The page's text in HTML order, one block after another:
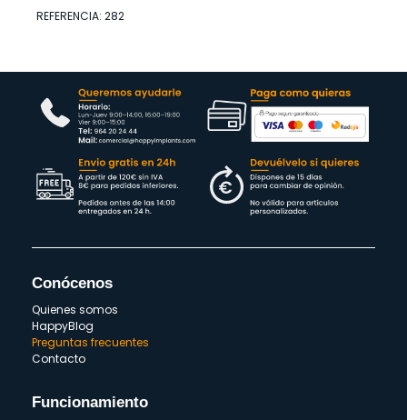
REFERENCIA: 282
Conócenos
Quienes somos
HappyBlog
Preguntas frecuentes
Contacto
Funcionamiento